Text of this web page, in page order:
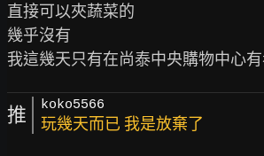
直接可以夾蔬菜的
幾乎沒有
推 koko5566
玩幾天而已 我是放棄了